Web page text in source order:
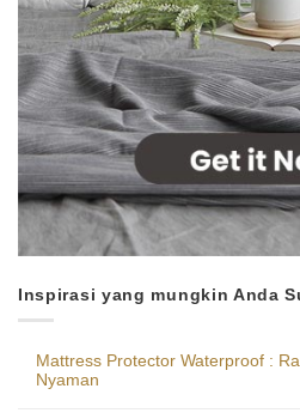
Inspirasi yang mungkin Anda
Mattress Protector Waterproof :
Nyaman